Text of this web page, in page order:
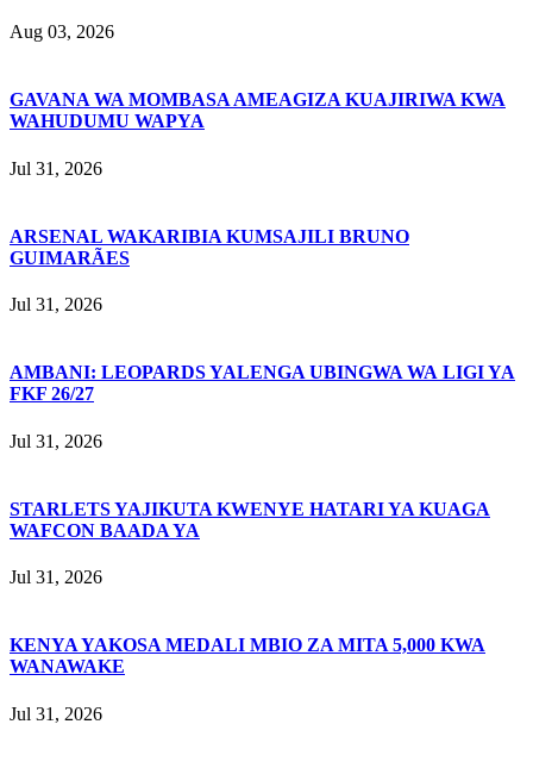
Aug 03, 2026
GAVANA WA MOMBASA AMEAGIZA KUAJIRIWA KWA
WAHUDUMU WAPYA
Jul 31, 2026
ARSENAL WAKARIBIA KUMSAJILI BRUNO
GUIMARÃES
Jul 31, 2026
AMBANI: LEOPARDS YALENGA UBINGWA WA LIGI YA
FKF 26/27
Jul 31, 2026
STARLETS YAJIKUTA KWENYE HATARI YA KUAGA
WAFCON BAADA YA
Jul 31, 2026
KENYA YAKOSA MEDALI MBIO ZA MITA 5,000 KWA
WANAWAKE
Jul 31, 2026